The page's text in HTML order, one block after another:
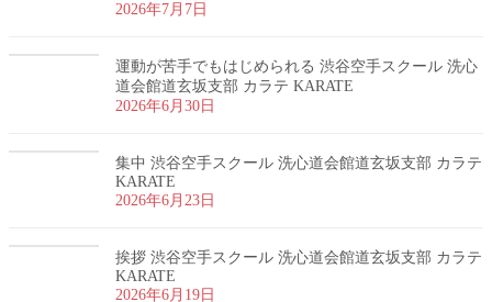
2026年7月7日
運動が苦手でもはじめられる 渋谷空手スクール 洗心
道会館道玄坂支部 カラテ KARATE
2026年6月30日
集中 渋谷空手スクール 洗心道会館道玄坂支部 カラテ
KARATE
2026年6月23日
挨拶 渋谷空手スクール 洗心道会館道玄坂支部 カラテ
KARATE
2026年6月19日